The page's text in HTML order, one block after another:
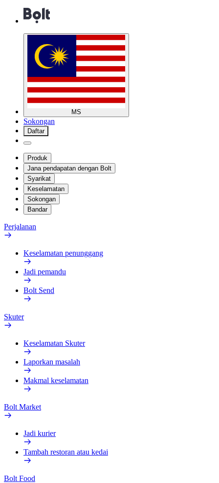
MS
Sokongan
Daftar
Produk
Jana pendapatan dengan Bolt
Syarikat
Keselamatan
Sokongan
Bandar
Perjalanan
Keselamatan penunggang
Jadi pemandu
Bolt Send
Skuter
Keselamatan Skuter
Laporkan masalah
Makmal keselamatan
Bolt Market
Jadi kurier
Tambah restoran atau kedai
Bolt Food